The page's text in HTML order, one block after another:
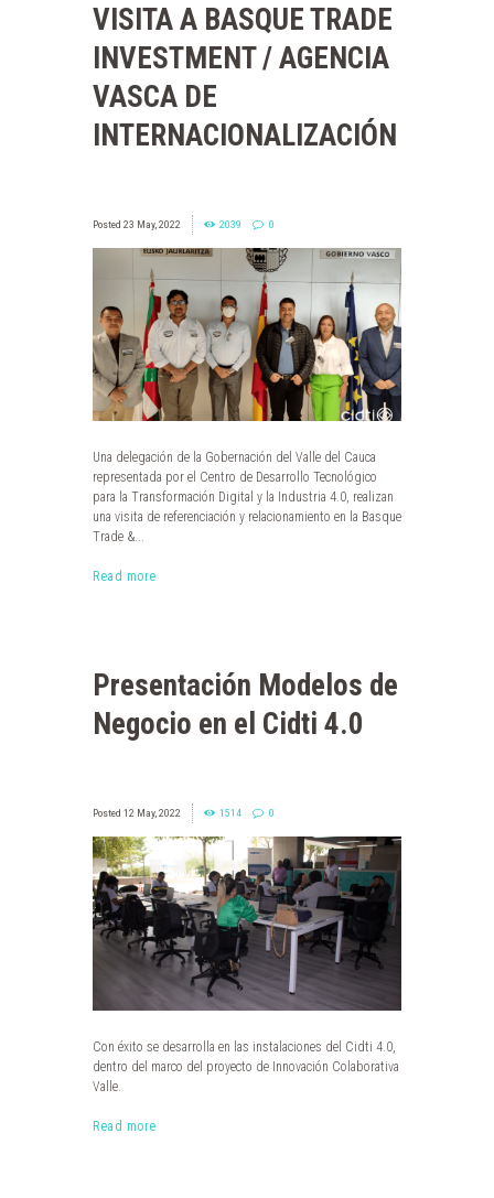
VISITA A BASQUE TRADE
INVESTMENT / AGENCIA
VASCA DE
INTERNACIONALIZACIÓN
23 May, 2022 2039 0
Una delegación de la Gobernación del Valle del Cauca
representada por el Centro de Desarrollo Tecnológico
para la Transformación Digital y la Industria 4.0, realizan
una visita de referenciación y relacionamiento en la Basque
Trade &...
Read more
Presentación Modelos de
Negocio en el Cidti 4.0
12 May, 2022 1514 0
Con éxito se desarrolla en las instalaciones del Cidti 4.0,
dentro del marco del proyecto de Innovación Colaborativa
Valle.
Read more